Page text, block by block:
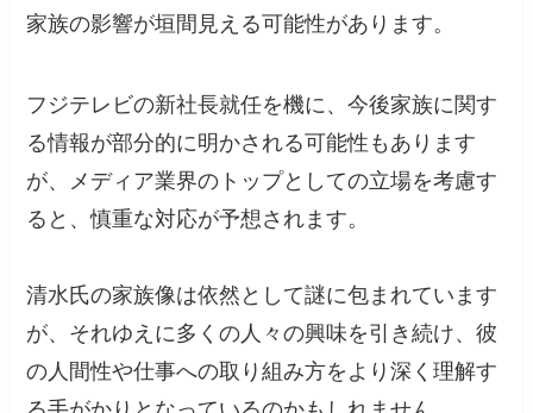
家族の影響が垣間見える可能性があります。
フジテレビの新社長就任を機に、今後家族に関す
る情報が部分的に明かされる可能性もあります
が、メディア業界のトップとしての立場を考慮す
ると、慎重な対応が予想されます。
清水氏の家族像は依然として謎に包まれています
が、それゆえに多くの人々の興味を引き続け、彼
の人間性や仕事への取り組み方をより深く理解す